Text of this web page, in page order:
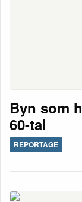
Byn som
60-tal
REPORTAGE